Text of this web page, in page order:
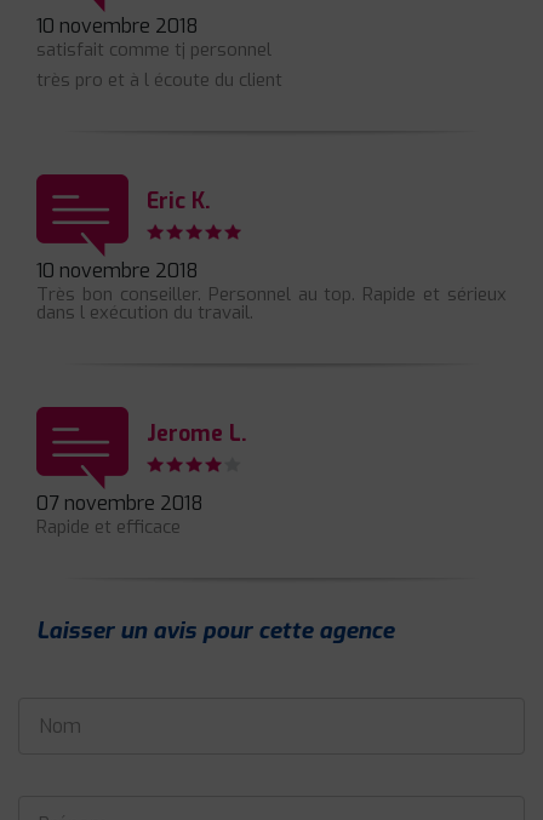
10 novembre 2018
satisfait comme tj personnel
très pro et à l écoute du client
Eric K.
10 novembre 2018
Très bon conseiller. Personnel au top. Rapide et sérieux
dans l exécution du travail.
Jerome L.
07 novembre 2018
Rapide et efficace
Laisser un avis pour cette agence